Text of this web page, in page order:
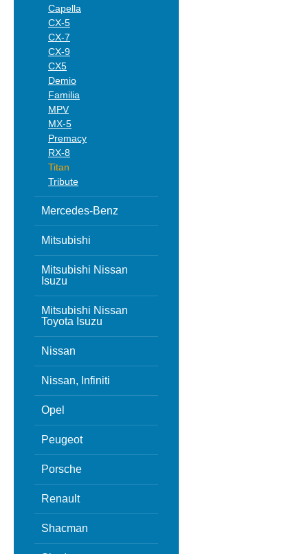
Capella
CX-5
CX-7
CX-9
CX5
Demio
Familia
MPV
MX-5
Premacy
RX-8
Titan
Tribute
Mercedes-Benz
Mitsubishi
Mitsubishi Nissan
Isuzu
Mitsubishi Nissan
Toyota Isuzu
Nissan
Nissan, Infiniti
Opel
Peugeot
Porsche
Renault
Shacman